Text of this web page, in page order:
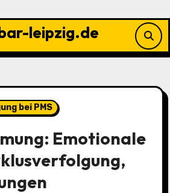
leipzig.de
bei PMS
Emotionale